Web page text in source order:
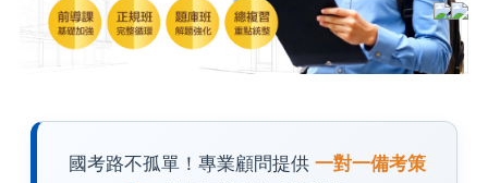
國考路不孤單！專業顧問提供 一對一備考策